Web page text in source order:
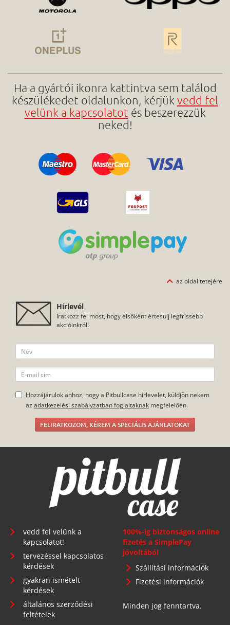
Ha a gyártói ikonra kattintva sem találod
készülékedet oldalunkon, kérjük vedd fel
velünk a kapcsolatot és beszerezzük
neked!
az oldal tetejére
Hírlevél
Iratkozz fel most, hogy elsőként értesülj legfrissebb
akcióinkról!
Hozzájárulok ahhoz, hogy a Pitbullcase hírlevelet, küldjön nekem
az adatkezelési szabályzatban foglaltaknak megfelelően.
FELIRATKOZOM, KÉREM A SPECIÁLIS AJÁNLATOKAT
vedd fel velünk a
kapcsolatot!
tervezéssel kapcsolatos
kérdések
gyakran ismételt
kérdések
általános szerződési
feltételek
100%-ig biztonságos online
fizetés a SimplePay
jóvoltából
Szállítási információk
Fizetési információk
Minden jog fenntartva.